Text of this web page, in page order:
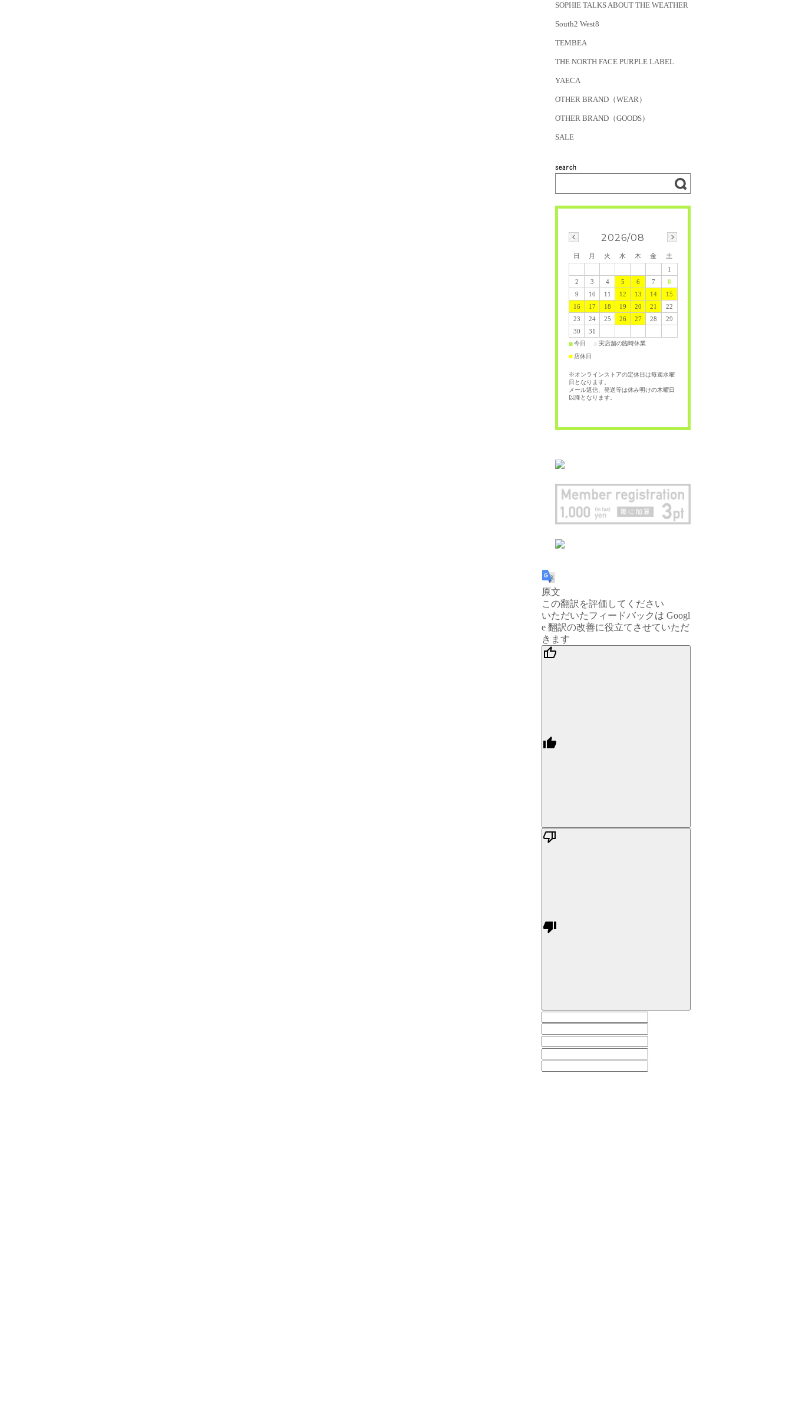
SOPHIE TALKS ABOUT THE WEATHER
South2 West8
TEMBEA
THE NORTH FACE PURPLE LABEL
YAECA
OTHER BRAND（WEAR）
OTHER BRAND（GOODS）
SALE
2026/08
日 月 火 水 木 金
土
1
2
3 4 5 6 7
8
9
10 11 12 13 14
15
16
17 18 19 20 21
22
23
24 25 26 27 28
29
30
31
■今日 実店舗の臨時休業
■ 店休日
※オンラインストアの定休日は毎週水曜
日となります。
メール返信、発送等は休み明けの木曜日
以降となります。
原文
この翻訳を評価してください
いただいたフィードバックは Googl
e 翻訳の改善に役立てさせていただ
きます